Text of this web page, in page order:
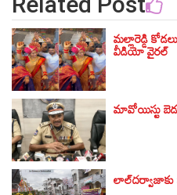
మల్లారెడ్డి
వీడియో వైరల్
మావోయిస్టు
లాల్‌దర్వాజాకు